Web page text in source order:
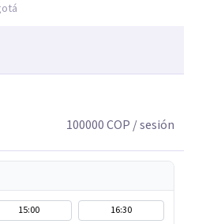
100000COP / sesión
15:00
16:30